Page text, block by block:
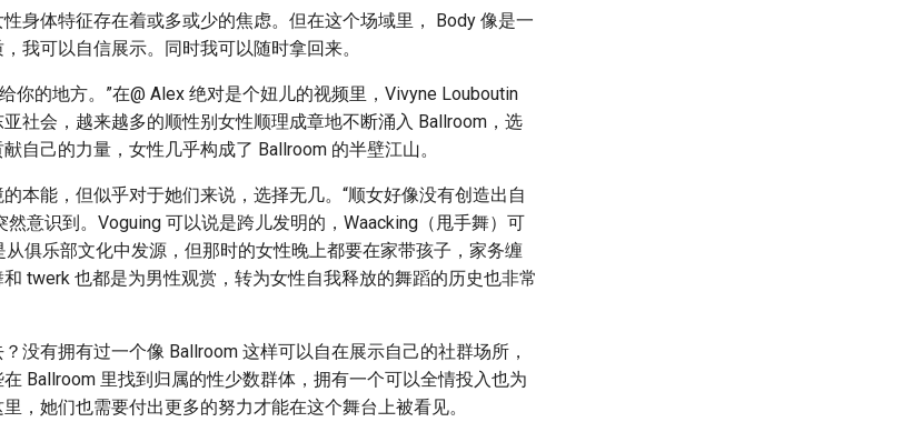
身体特征存在着或多或少的焦虑。但在这个场域里， Body 像是一
我可以自信展示。同时我可以随时拿回来。
你的地方。”在@ Alex 绝对是个妞儿的视频里，Vivyne Louboutin
社会，越来越多的顺性别女性顺理成章地不断涌入 Ballroom，选
自己的力量，女性几乎构成了 Ballroom 的半壁江山。
本能，但似乎对于她们来说，选择无几。“顺女好像没有创造出自
然意识到。Voguing 可以说是跨儿发明的，Waacking（甩手舞）可
从俱乐部文化中发源，但那时的女性晚上都要在家带孩子，家务缠
twerk 也都是为男性观赏，转为女性自我释放的舞蹈的历史也非常
没有拥有过一个像 Ballroom 这样可以自在展示自己的社群场所，
Ballroom 里找到归属的性少数群体，拥有一个可以全情投入也为
，她们也需要付出更多的努力才能在这个舞台上被看见。